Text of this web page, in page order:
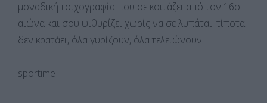
μοναδική τοιχογραφία που σε κοιτάζει από τον 16ο
αιώνα και σου ψιθυρίζει χωρίς να σε λυπάται: τίποτα
δεν κρατάει, όλα γυρίζουν, όλα τελειώνουν.
sportime